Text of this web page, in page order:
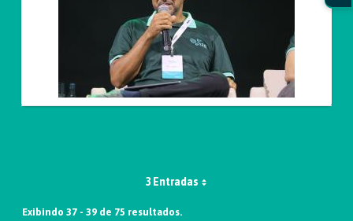
3 Entradas
Exibindo 37 - 39 de 75 resultados.